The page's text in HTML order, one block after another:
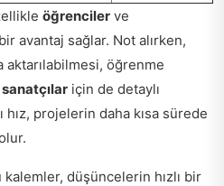
öğrenciler ve
avantaj sağlar. Not alırken,
aktarılabilmesi, öğrenme
sanatçılar için de detaylı
hız, projelerin daha kısa sürede
kalemler, düşüncelerin hızlı bir